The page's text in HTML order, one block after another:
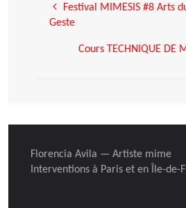
Festival MIMESIS #8 Arts
Geste
Cours TECHNIQUE DE
Florencia Avila — Artiste mime
Interventions à Paris et en Île-de-